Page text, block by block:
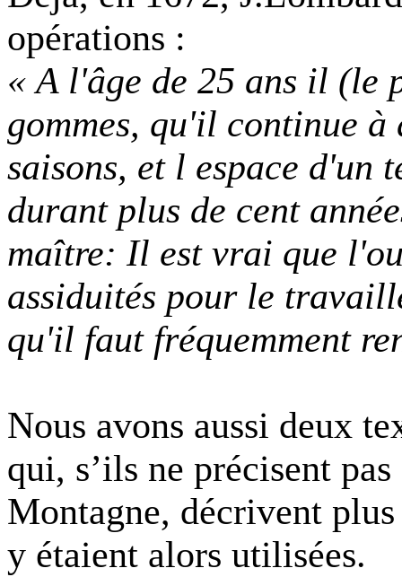
opérations :
« A l'âge de 25 ans il (le
gommes, qu'il continue
saisons, et l espace d'un
durant plus de cent
maître: Il est vrai que
assiduités pour le
qu'il faut fréquemment
Nous avons aussi deux
qui, s’ils ne précisent
Montagne, décrivent
y étaient alors utilisées.